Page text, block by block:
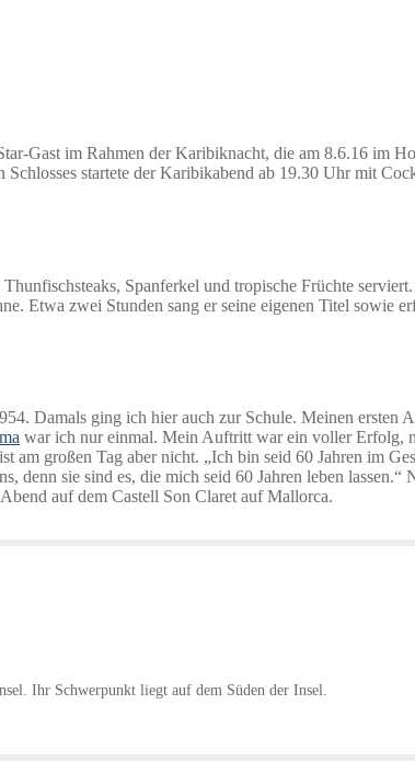
Gast im Rahmen der Karibiknacht, die am 8.6.16 im
startete der Karibikabend ab 19.30 Uhr mit
Spanferkel und tropische Früchte
Etwa zwei Stunden sang er seine eigenen Titel sowie
Damals ging ich hier auch zur Schule. Meinen ersten
war ich nur einmal. Mein Auftritt war ein voller Erfolg,
am großen Tag aber nicht. „Ich bin seid 60 Jahren im
sie sind es, die mich seid 60 Jahren leben lassen.“
auf dem Castell Son Claret auf Mallorca.
Ihr Schwerpunkt liegt auf dem Süden der Insel.